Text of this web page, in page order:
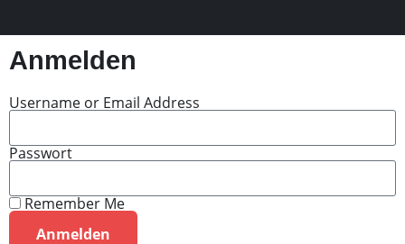
Anmelden
Username or Email Address
Passwort
Remember Me
Anmelden